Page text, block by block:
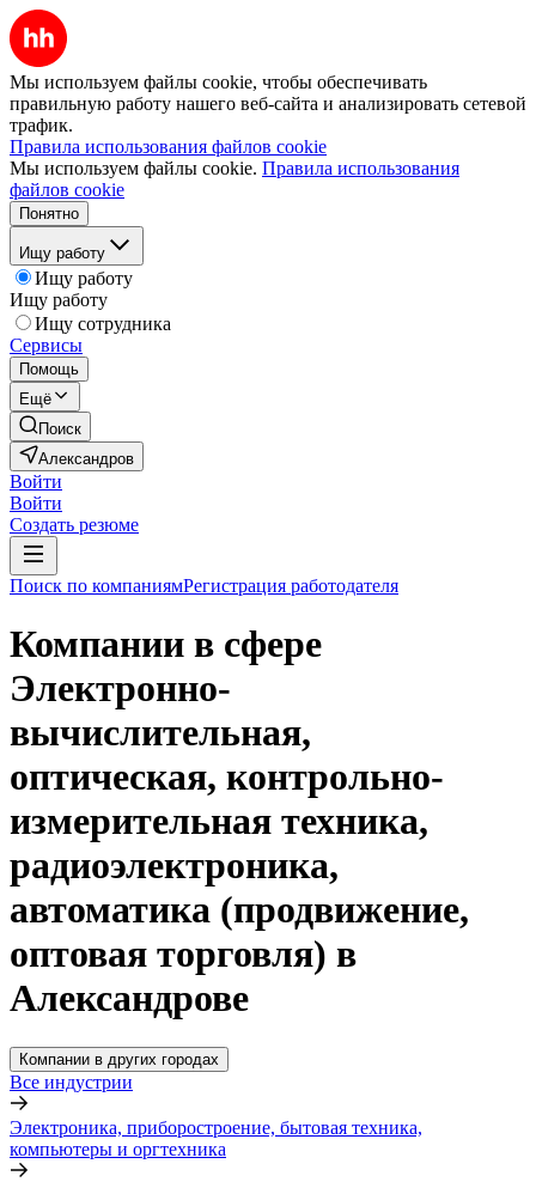
Мы используем файлы cookie, чтобы обеспечивать
правильную работу нашего веб-сайта и анализировать сетевой
трафик.
Правила использования файлов cookie
Мы используем файлы cookie. Правила использования
файлов cookie
Понятно
Ищу работу
Ищу работу
Ищу работу
Ищу сотрудника
Сервисы
Помощь
Ещё
Поиск
Александров
Войти
Войти
Создать резюме
Поиск по компаниямРегистрация работодателя
Компании в сфере
Электронно-
вычислительная,
оптическая, контрольно-
измерительная техника,
радиоэлектроника,
автоматика (продвижение,
оптовая торговля) в
Александрове
Компании в других городах
Все индустрии
Электроника, приборостроение, бытовая техника,
компьютеры и оргтехника